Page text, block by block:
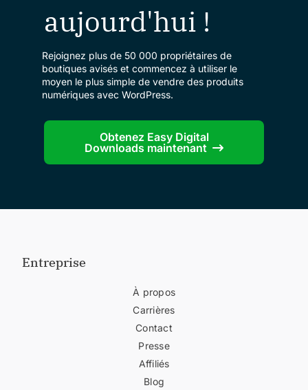
aujourd'hui !
Rejoignez plus de 50 000 propriétaires de
boutiques avisés et commencez à utiliser le
moyen le plus simple de vendre des produits
numériques avec WordPress.
Obtenez Easy Digital
Downloads maintenant
Entreprise
À propos
Carrières
Contact
Presse
Affiliés
Blog